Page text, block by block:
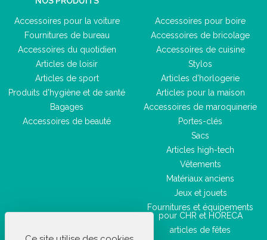
Accessoires pour la voiture
Fournitures de bureau
Accessoires du quotidien
Articles de loisir
Articles de sport
Produits d'hygiène et de santé
Bagages
Accessoires de beauté
Accessoires pour boire
Accessoires de bricolage
Accessoires de cuisine
Stylos
Articles d'horlogerie
Articles pour la maison
Accessoires de maroquinerie
Portes-clés
Sacs
Articles high-tech
Vêtements
Matériaux anciens
Jeux et jouets
Fournitures et équipements
pour CHR et HORECA
articles de fêtes